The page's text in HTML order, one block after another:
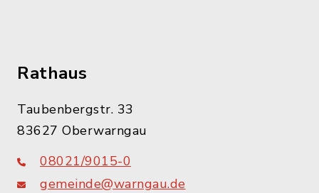
Rathaus
Taubenbergstr. 33
83627 Oberwarngau
08021/9015-0
gemeinde@warngau.de